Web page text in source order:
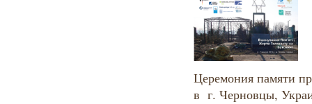
Церемония памяти
в г. Черновцы,